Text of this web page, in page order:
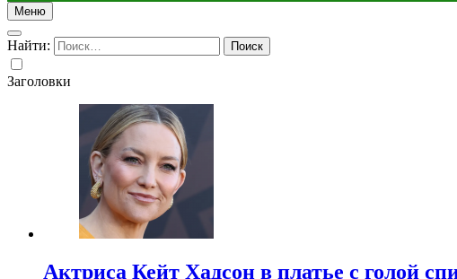
Меню
Найти:
Заголовки
Актриса Кейт Хадсон в платье с голой